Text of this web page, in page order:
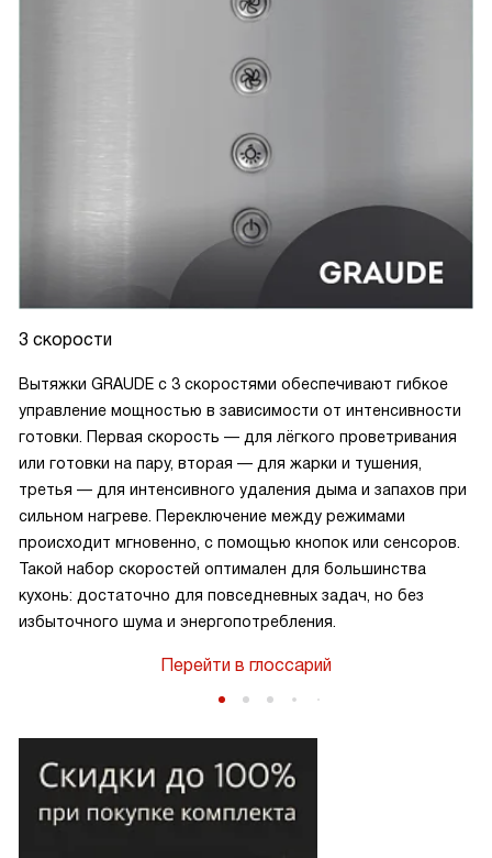
3 скорости
Вытяжки GRAUDE с 3 скоростями обеспечивают гибкое
управление мощностью в зависимости от интенсивности
готовки. Первая скорость — для лёгкого проветривания
или готовки на пару, вторая — для жарки и тушения,
третья — для интенсивного удаления дыма и запахов при
сильном нагреве. Переключение между режимами
происходит мгновенно, с помощью кнопок или сенсоров.
Такой набор скоростей оптимален для большинства
кухонь: достаточно для повседневных задач, но без
избыточного шума и энергопотребления.
Перейти в глоссарий